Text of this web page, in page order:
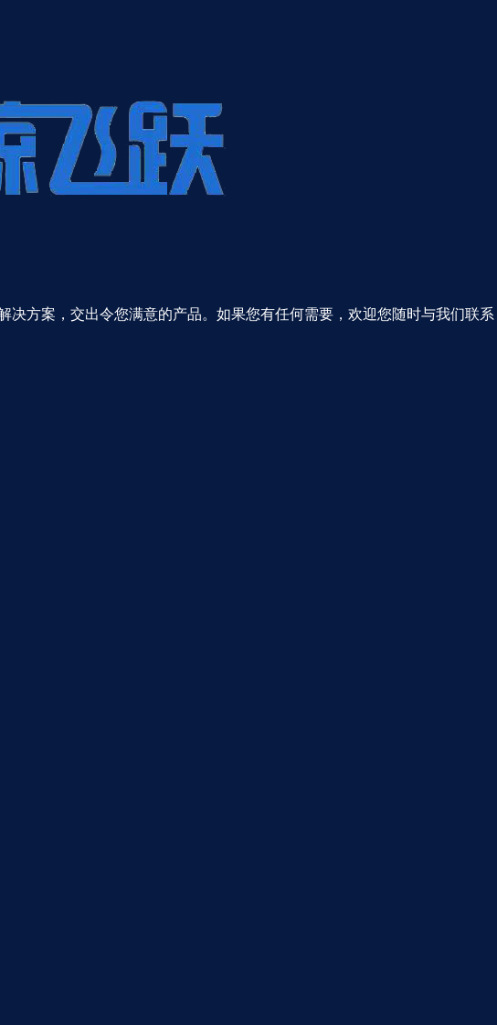
方案，交出令您满意的产品。如果您有任何需要，欢迎您随时与我们联系